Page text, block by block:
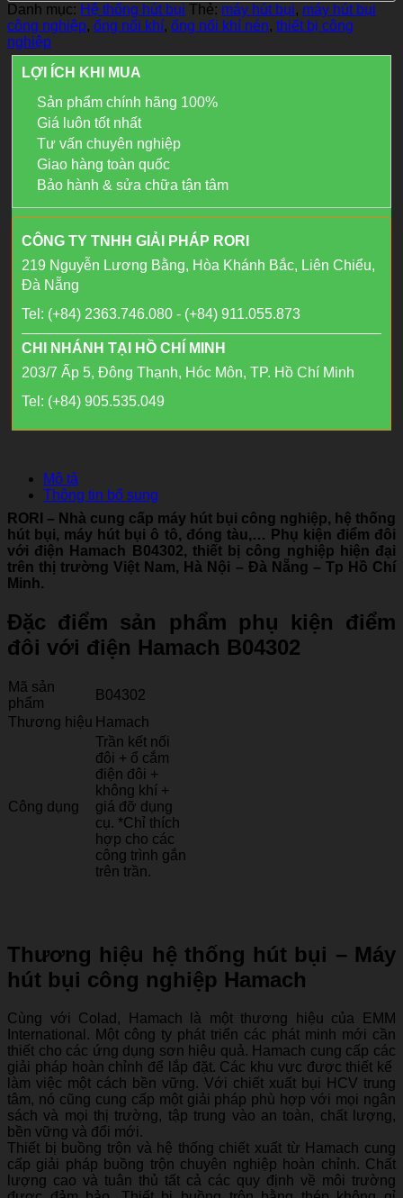
Danh mục: Hệ thống hút bụi Thẻ: máy hút bụi, máy hút bụi
công nghiệp, ống nối khí, ống nối khí nén, thiết bị công
nghiệp
LỢI ÍCH KHI MUA
Sản phẩm chính hãng 100%
Giá luôn tốt nhất
Tư vấn chuyên nghiệp
Giao hàng toàn quốc
Bảo hành & sửa chữa tận tâm
CÔNG TY TNHH GIẢI PHÁP RORI
219 Nguyễn Lương Bằng, Hòa Khánh Bắc, Liên Chiểu,
Đà Nẵng
Tel: (+84) 2363.746.080 - (+84) 911.055.873
CHI NHÁNH TẠI HỒ CHÍ MINH
203/7 Ấp 5, Đông Thạnh, Hóc Môn, TP. Hồ Chí Minh
Tel: (+84) 905.535.049
Mô tả
Thông tin bổ sung
RORI – Nhà cung cấp máy hút bụi công nghiệp, hệ thống
hút bụi, máy hút bụi ô tô, đóng tàu,… Phụ kiện điểm đôi
với điện Hamach B04302, thiết bị công nghiệp hiện đại
trên thị trường Việt Nam, Hà Nội – Đà Nẵng – Tp Hồ Chí
Minh.
Đặc điểm sản phẩm phụ kiện điểm
đôi với điện Hamach B04302
Mã sản
phẩm
B04302
Thương hiệu Hamach
Công dụng
Trần kết nối
đôi + ổ cắm
điện đôi +
không khí +
giá đỡ dụng
cụ. *Chỉ thích
hợp cho các
công trình gắn
trên trần.
Thương hiệu hệ thống hút bụi – Máy
hút bụi công nghiệp Hamach
Cùng với Colad, Hamach là một thương hiệu của EMM
International. Một công ty phát triển các phát minh mới cần
thiết cho các ứng dụng sơn hiệu quả. Hamach cung cấp các
giải pháp hoàn chỉnh để lắp đặt. Các khu vực được thiết kế
làm việc một cách bền vững. Với chiết xuất bụi HCV trung
tâm, nó cũng cung cấp một giải pháp phù hợp với mọi ngân
sách và mọi thị trường, tập trung vào an toàn, chất lượng,
bền vững và đổi mới.
Thiết bị buồng trộn và hệ thống chiết xuất từ Hamach cung
cấp giải pháp buồng trộn chuyên nghiệp hoàn chỉnh. Chất
lượng cao và tuân thủ tất cả các quy định về môi trường